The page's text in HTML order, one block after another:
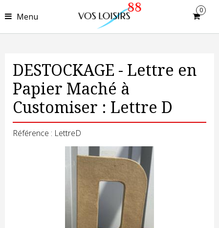
Menu
0
DESTOCKAGE - Lettre en
Papier Maché à
Customiser : Lettre D
Référence : LettreD